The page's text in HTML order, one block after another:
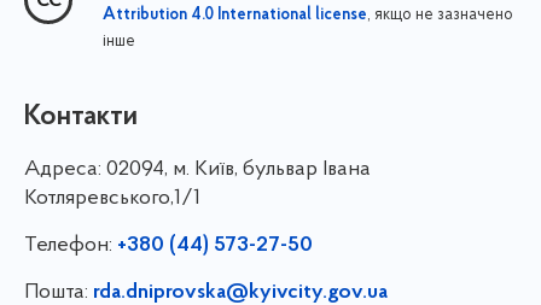
Attribution 4.0 International license, якщо не зазначено
інше
Контакти
Адреса: 02094, м. Київ, бульвар Івана
Котляревського,1/1
Телефон: +380 (44) 573-27-50
Пошта: rda.dniprovska@kyivcity.gov.ua